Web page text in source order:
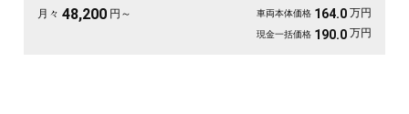
ずはこの走りやすさを体感してください《1年保証付》🚗✨💫👍🎵
月々 48,200 円～ 車両本体価格 164.0 万円
現金一括価格 190.0 万円